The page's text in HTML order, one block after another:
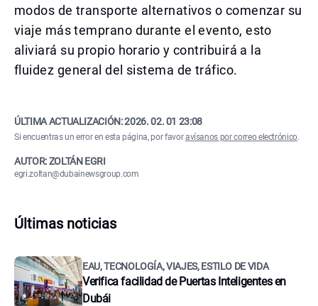
modos de transporte alternativos o comenzar su
viaje más temprano durante el evento, esto
aliviará su propio horario y contribuirá a la
fluidez general del sistema de tráfico.
ÚLTIMA ACTUALIZACIÓN:2026. 02. 01 23:08
Si encuentras un error en esta página, por favoravísanos por correo electrónico.
AUTOR: ZOLTÁN EGRI
egri.zoltan@dubainewsgroup.com
Últimas noticias
EAU, TECNOLOGÍA, VIAJES, ESTILO DE VIDA
Verifica facilidad de Puertas Inteligentes en
Dubái